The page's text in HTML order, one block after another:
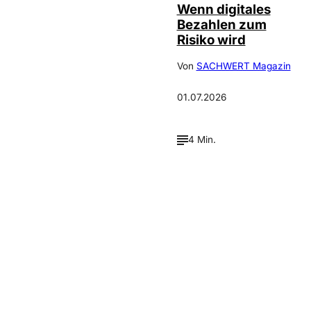
Wenn digitales
Bezahlen zum
Risiko wird
Von SACHWERT Magazin
01.07.2026
4 Min.